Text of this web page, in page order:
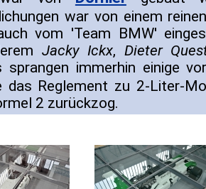
war von einem
vom 'Team BMW'
Jacky Ickx, Dieter
sprangen immerhin einige
das Reglement zu 2-Liter-
2 zurückzog.